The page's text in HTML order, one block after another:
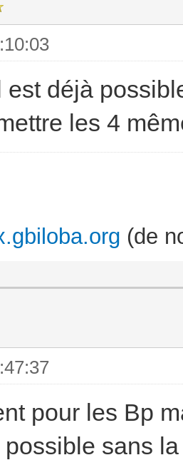
est déjà
les 4
(de
pour les Bp
sans